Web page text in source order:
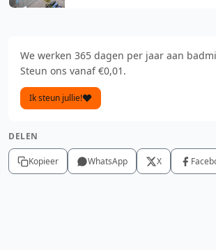
We werken 365 dagen per jaar aan
Steun ons vanaf €0,01.
Ik steun jullie!
DELEN
Kopieer WhatsApp X